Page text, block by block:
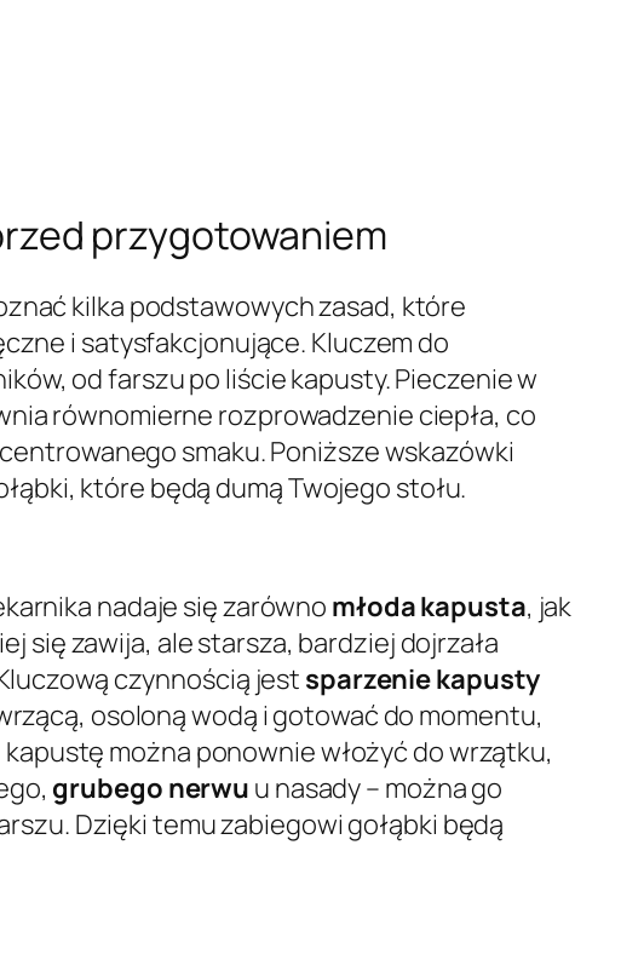
przygotowaniem
kilka podstawowych zasad, które
i satysfakcjonujące. Kluczem do
od farszu po liście kapusty. Pieczenie w
równomierne rozprowadzenie ciepła, co
smaku. Poniższe wskazówki
które będą dumą Twojego stołu.
nadaje się zarównomłoda kapusta, jak
się zawija, ale starsza, bardziej dojrzała
czynnością jest sparzenie kapusty
osoloną wodą i gotować do momentu,
można ponownie włożyć do wrzątku,
grubego nerwu u nasady – można go
Dzięki temu zabiegowi gołąbki będą